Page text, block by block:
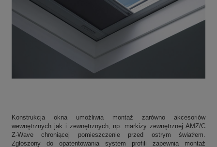
Konstrukcja okna umożliwia montaż zarówno akcesoriów
wewnętrznych jak i zewnętrznych, np. markizy zewnętrznej AMZ/C
Z-Wave chroniącej pomieszczenie przed ostrym światłem.
Zgłoszony do opatentowania system profili zapewnia montaż